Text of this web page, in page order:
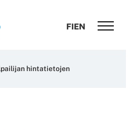
FIEN
hintatietojen